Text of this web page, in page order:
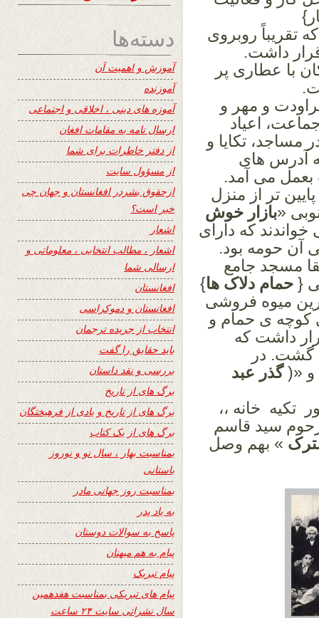
تقریباً روبروی
داشت.
با عطاری پر
و مهر و
اعیاد
مساجد، تکایا و
آدرس های
می آمد.
پایین تر از منزل
«بازار خوش
که دارای
آن حومه بود.
مسجد جامع
{ حمام دلاک ها}
میوه فروشی
کوچه ی حمام و
داشت که
گشت. در
و «(گذر عبد
تکیه خانه ،،
سید قاسم
» بهم وصل
دسته‌ها
آموزش و اهمیت آن
آموزنده
آموزه های دینی ، اخلاقی و اجتماعی
ارسال نامه به مقامات افغان
از دفتر خاطرات برای شما
از مسؤول سایت
ازحقوق بشردر افغانستان و جهان چی
خبر است؟
اشعار
اشعار ، مطالب انتخابی ، معلوماتی و
ارسالی شما
افغانستان
افغانستان و دموکراسی
انتخاب از جریده ترجمان
باید حقایق را گفت
بررسی و نقد داستان
برگ های از تاریخ
برگ های از تاریخ و یادی از فرهیختگان
برگ های از یک کتاب
بمناسبت بهار ، سال نو و نوروز
باستانی
بمناسبت روز جهانی مادر
به یاد پدر
پاسخ به سوالات دوستان
پیام به هم میهنان
پیام تبریک
پیام های تبریکی بمناسبت هفدهمین
سال نشراتی سایت ۲۴ ساعت